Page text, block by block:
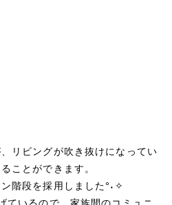
リビングが吹き抜けになってい
ことができます。
階段を採用しました°˖✧